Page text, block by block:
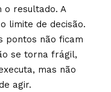
o resultado. A
limite de decisão.
pontos não ficam
se torna frágil,
mas não
agir.